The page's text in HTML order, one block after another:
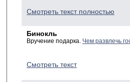
Смотреть текст полностью
Бинокль
Вручение подарка. Чем развлечь
Смотреть текст